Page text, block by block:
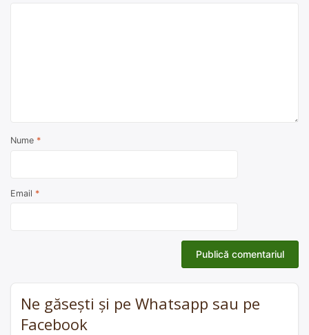
Nume *
Email *
Ne găsești și pe Whatsapp sau pe
Facebook